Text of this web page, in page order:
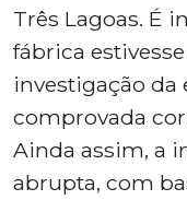
Três Lagoas. É
fábrica
investigação da
comprovada
Ainda assim, a
abrupta, com